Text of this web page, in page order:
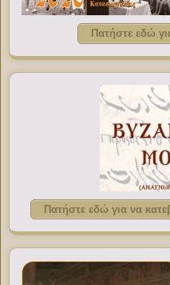
Πατήστε εδώ
Πατήστε εδώ για να